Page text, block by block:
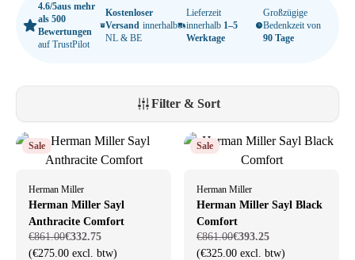
De Sayl onderscheidt zich door het gebruik van een minimale
hoeveelheid materialen zonder concessies te doen aan kwaliteit of
duurzaamheid. Deze
Herman Miller bureaustoel
is ontworpen met oog
ergonomische, maar ook een bewuste keuze voor een moderne
4.6/5aus mehr
als 500
Bewertungen
auf TrustPilot
Kostenloser
Versand innerhalb
NL & BE
Lieferzeit
innerhalb 1–5
Werktage
Großzügige
Bedenkzeit von
90 Tage
Filter & Sort
Sale
Herman Miller
Herman Miller Sayl
Anthracite Comfort
€861.00€332.75
(€275.00 excl. btw)
Sale
Herman Miller
Herman Miller Sayl Black
Comfort
€861.00€393.25
(€325.00 excl. btw)